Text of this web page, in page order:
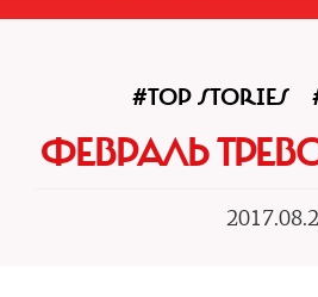
#TOP STORIES
ФЕВРАЛЬ